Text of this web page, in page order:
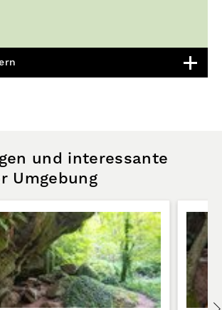
und interessante
Umgebung